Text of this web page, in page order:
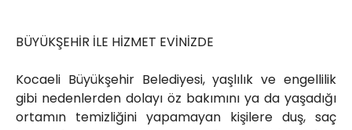
BÜYÜKŞEHİR İLE HİZMET EVİNİZDE
Kocaeli Büyükşehir Belediyesi, yaşlılık ve engellilik
gibi nedenlerden dolayı öz bakımını ya da yaşadığı
ortamın temizliğini yapamayan kişilere duş, saç